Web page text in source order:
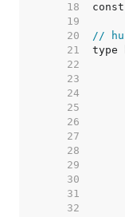
    18
    19
    20
//
    21
    22
    23
    24
    25
    26
    27
    28
    29
    30
    31
    32